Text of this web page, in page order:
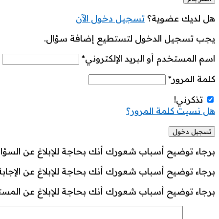
هل لديك عضوية؟ تسجيل دخول الآن
يجب تسجيل الدخول لتستطيع إضافة سؤال.
اسم المستخدم أو البريد الإلكتروني*
كلمة المرور*
تذكرني!
هل نسيت كلمة المرور؟
برجاء توضيح أسباب شعورك أنك بحاجة للإبلاغ عن
برجاء توضيح أسباب شعورك أنك بحاجة للإبلاغ عن
برجاء توضيح أسباب شعورك أنك بحاجة للإبلاغ عن